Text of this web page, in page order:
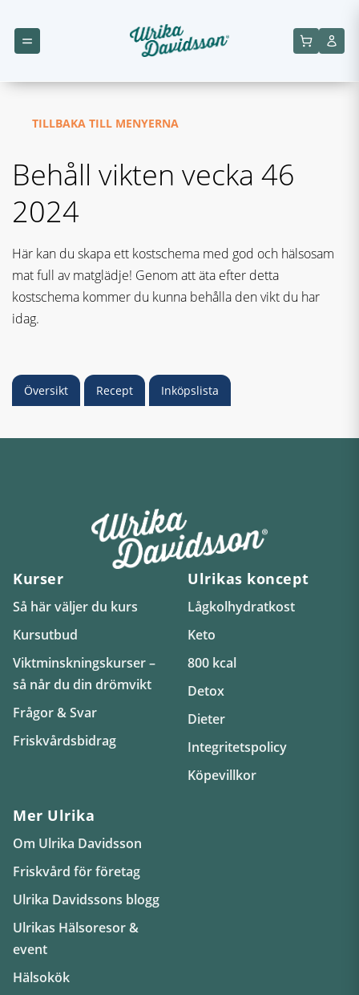
TILLBAKA TILL MENYERNA
Behåll vikten vecka 46
2024
Här kan du skapa ett kostschema med god och hälsosam
mat full av matglädje! Genom att äta efter detta
kostschema kommer du kunna behålla den vikt du har
idag.
Översikt Recept Inköpslista
Kurser
Så här väljer du kurs
Kursutbud
Viktminskningskurser –
så når du din drömvikt
Frågor & Svar
Friskvårdsbidrag
Ulrikas koncept
Lågkolhydratkost
Keto
800 kcal
Detox
Dieter
Integritetspolicy
Köpevillkor
Mer Ulrika
Om Ulrika Davidsson
Friskvård för företag
Ulrika Davidssons blogg
Ulrikas Hälsoresor &
event
Hälsokök